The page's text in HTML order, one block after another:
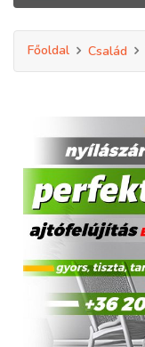
Főoldal Család